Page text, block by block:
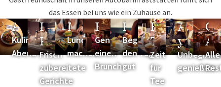
das Essen bei uns wie ein Zuhause an.
Abendessen
Kulinarischer
Abend
Live-
Kochen
Frisch
zubereitete
Gerichte
Mittagessen
Lunchpause
machen
Brunch
Genieße
einen
Brunch
Frühstück
Beginne
den Tag
gut
High
Tea
Zeit
für
Tee
All-
you-
can-
eat
genießen
Alle